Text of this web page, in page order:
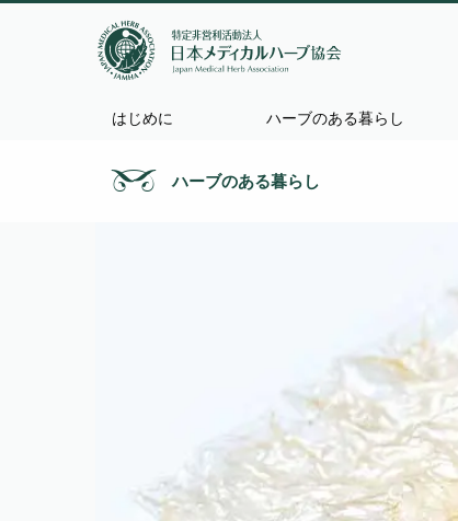
はじめに ハーブのある暮らし
ハーブのある暮らし